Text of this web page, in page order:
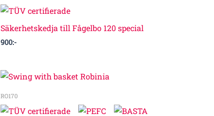
Säkerhetskedja till Fågelbo 120 special
900:-
RO170